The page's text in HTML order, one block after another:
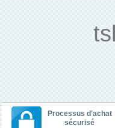
Processus d'achat
sécurisé